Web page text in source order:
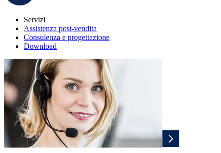
Servizi
Assistenza post-vendita
Consulenza e progettazione
Download